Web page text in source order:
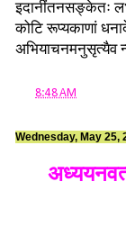
इदानींतनसङ्केतः
कोटि रूप्यकाणां
अभियाचनमनुसृत्यैव
8:48 AM
Wednesday, May 25,